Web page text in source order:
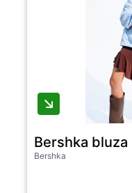
Bershka
Bershka